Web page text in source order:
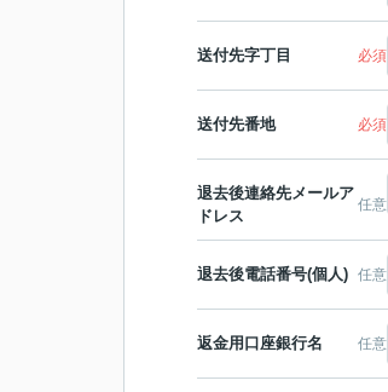
送付先字丁目 必須
送付先番地 必須
退去後連絡先メールア
ドレス
任意
退去後電話番号(個人) 任意
返金用口座銀行名 任意